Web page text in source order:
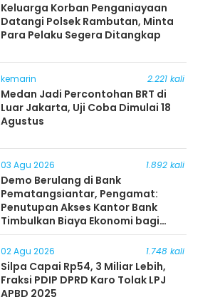
Keluarga Korban Penganiayaan
Datangi Polsek Rambutan, Minta
Para Pelaku Segera Ditangkap
kemarin 2.221 kali
Medan Jadi Percontohan BRT di
Luar Jakarta, Uji Coba Dimulai 18
Agustus
03 Agu 2026 1.892 kali
Demo Berulang di Bank
Pematangsiantar, Pengamat:
Penutupan Akses Kantor Bank
Timbulkan Biaya Ekonomi bagi
Masyarakat
02 Agu 2026 1.748 kali
Silpa Capai Rp54, 3 Miliar Lebih,
Fraksi PDIP DPRD Karo Tolak LPJ
APBD 2025